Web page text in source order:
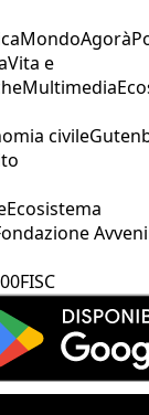
MondoAgorà
Vita e
Multimedia
civile
Ecosistema
FISC